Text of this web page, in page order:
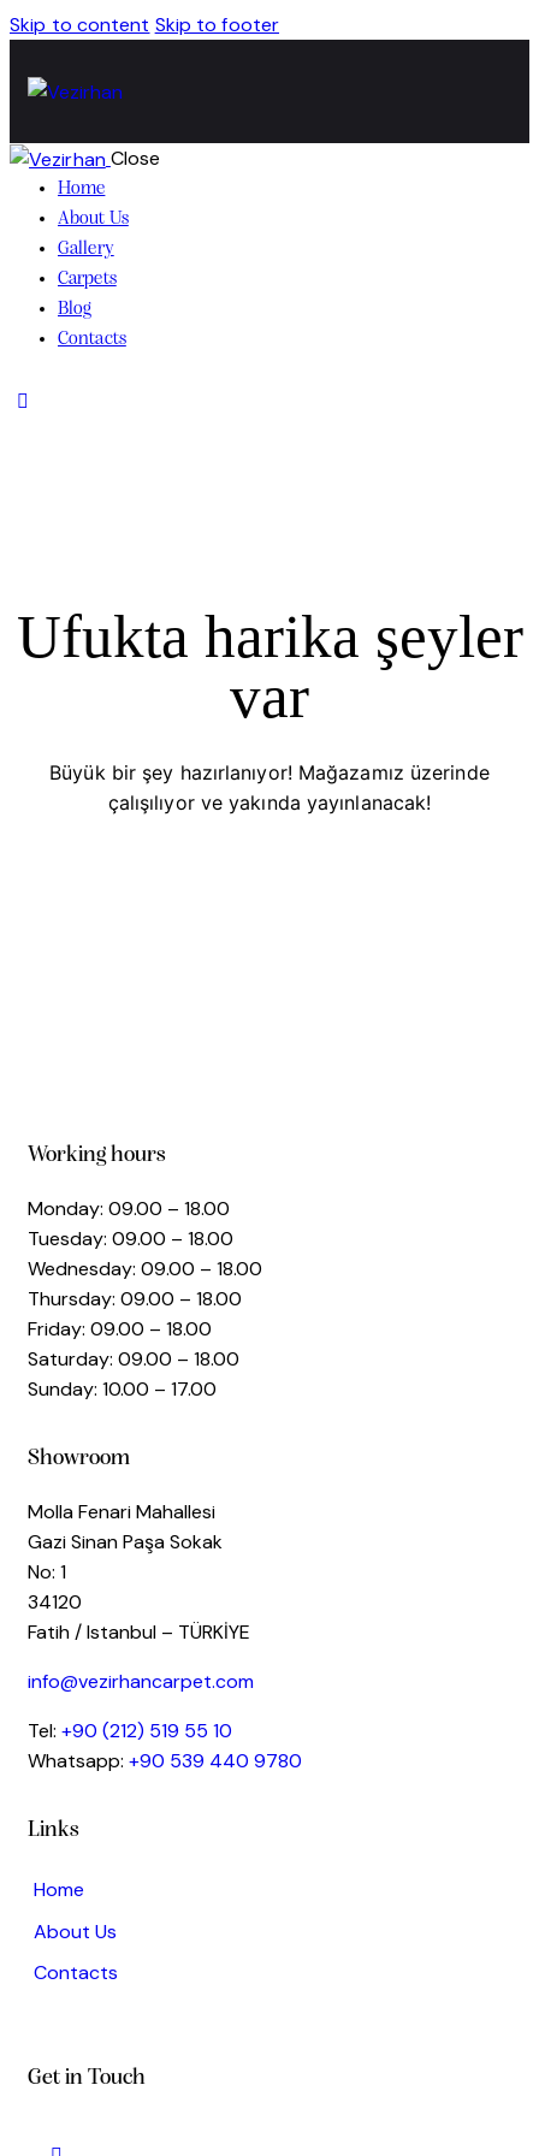
Skip to content Skip to footer
Close
Home
About Us
Gallery
Carpets
Blog
Contacts
Ufukta harika şeyler
var
Büyük bir şey hazırlanıyor! Mağazamız üzerinde
çalışılıyor ve yakında yayınlanacak!
Working hours
Monday: 09.00 – 18.00
Tuesday: 09.00 – 18.00
Wednesday: 09.00 – 18.00
Thursday: 09.00 – 18.00
Friday: 09.00 – 18.00
Saturday: 09.00 – 18.00
Sunday: 10.00 – 17.00
Showroom
Molla Fenari Mahallesi
Gazi Sinan Paşa Sokak
No: 1
34120
Fatih / Istanbul – TÜRKİYE
info@vezirhancarpet.com
Tel: +90 (212) 519 55 10
Whatsapp: +90 539 440 9780
Links
Home
About Us
Contacts
Get in Touch